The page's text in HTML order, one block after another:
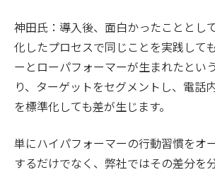
神田氏：導入後、面白かったこととし
化したプロセスで同じことを実践して
ーとローパフォーマーが生まれたとい
り、ターゲットをセグメントし、電話
を標準化しても差が生じます。
単にハイパフォーマーの行動習慣をオ
するだけでなく、弊社ではその差分を